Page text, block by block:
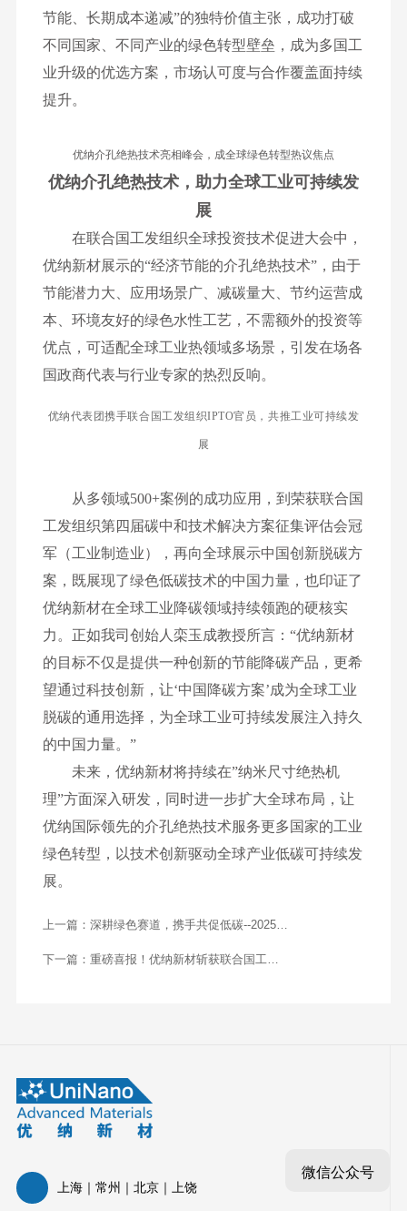
节能、长期成本递减”的独特价值主张，成功打破
不同国家、不同产业的绿色转型壁垒，成为多国工
业升级的优选方案，市场认可度与合作覆盖面持续
提升。
优纳介孔绝热技术亮相峰会，成全球绿色转型热议焦点
优纳介孔绝热技术，助力全球工业可持续发
展
在联合国工发组织全球投资技术促进大会中，
优纳新材展示的“经济节能的介孔绝热技术”，由于
节能潜力大、应用场景广、减碳量大、节约运营成
本、环境友好的绿色水性工艺，不需额外的投资等
优点，可适配全球工业热领域多场景，引发在场各
国政商代表与行业专家的热烈反响。
优纳代表团携手联合国工发组织IPTO官员，共推工业可持续发
展
从多领域500+案例的成功应用，到荣获联合国
工发组织第四届碳中和技术解决方案征集评估会冠
军（工业制造业），再向全球展示中国创新脱碳方
案，既展现了绿色低碳技术的中国力量，也印证了
优纳新材在全球工业降碳领域持续领跑的硬核实
力。正如我司创始人栾玉成教授所言：“优纳新材
的目标不仅是提供一种创新的节能降碳产品，更希
望通过科技创新，让‘中国降碳方案’成为全球工业
脱碳的通用选择，为全球工业可持续发展注入持久
的中国力量。”
未来，优纳新材将持续在”纳米尺寸绝热机
理”方面深入研发，同时进一步扩大全球布局，让
优纳国际领先的介孔绝热技术服务更多国家的工业
绿色转型，以技术创新驱动全球产业低碳可持续发
展。
上一篇： 深耕绿色赛道，携手共促低碳--2025上
海环交所与优纳新材合作之路回顾
下一篇： 重磅喜报！优纳新材斩获联合国工业
上海｜常州｜北京｜上饶
微信公众号